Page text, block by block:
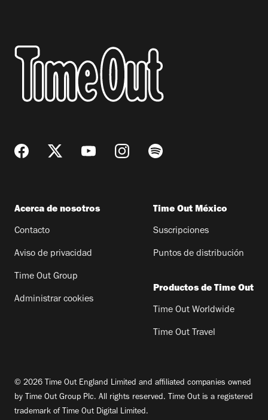
Acerca de nosotros
Contacto
Aviso de privacidad
Time Out Group
Administrar cookies
Time Out México
Suscripciones
Puntos de distribución
Productos de Time Out
Time Out Worldwide
Time Out Travel
© 2026 Time Out England Limited and affiliated companies owned
by Time Out Group Plc. All rights reserved. Time Out is a registered
trademark of Time Out Digital Limited.